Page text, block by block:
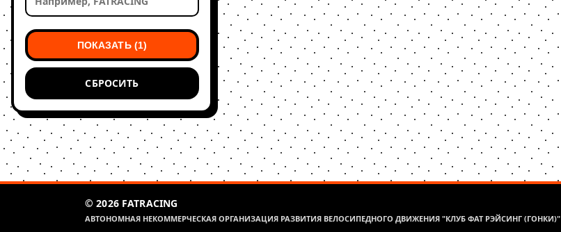
ПОКАЗАТЬ (1)
СБРОСИТЬ
© 2026 FATRACING
АВТОНОМНАЯ НЕКОММЕРЧЕСКАЯ ОРГАНИЗАЦИЯ РАЗВИТИЯ ВЕЛОСИПЕДНОГО ДВИЖЕНИЯ "КЛУБ ФАТ РЭЙСИНГ (ГОНКИ)"